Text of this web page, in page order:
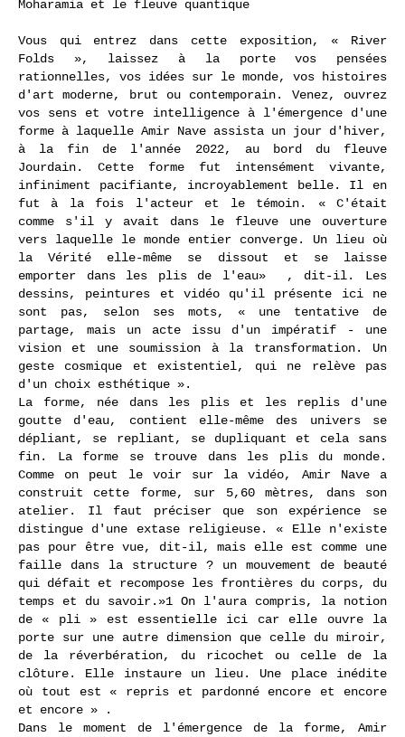
Moharamia et le fleuve quantique
Vous qui entrez dans cette exposition, « River
Folds », laissez à la porte vos pensées
rationnelles, vos idées sur le monde, vos histoires
d'art moderne, brut ou contemporain. Venez, ouvrez
vos sens et votre intelligence à l'émergence d'une
forme à laquelle Amir Nave assista un jour d'hiver,
à la fin de l'année 2022, au bord du fleuve
Jourdain. Cette forme fut intensément vivante,
infiniment pacifiante, incroyablement belle. Il en
fut à la fois l'acteur et le témoin. « C'était
comme s'il y avait dans le fleuve une ouverture
vers laquelle le monde entier converge. Un lieu où
la Vérité elle-même se dissout et se laisse
emporter dans les plis de l'eau» , dit-il. Les
dessins, peintures et vidéo qu'il présente ici ne
sont pas, selon ses mots, « une tentative de
partage, mais un acte issu d'un impératif - une
vision et une soumission à la transformation. Un
geste cosmique et existentiel, qui ne relève pas
d'un choix esthétique ».
La forme, née dans les plis et les replis d'une
goutte d'eau, contient elle-même des univers se
dépliant, se repliant, se dupliquant et cela sans
fin. La forme se trouve dans les plis du monde.
Comme on peut le voir sur la vidéo, Amir Nave a
construit cette forme, sur 5,60 mètres, dans son
atelier. Il faut préciser que son expérience se
distingue d'une extase religieuse. « Elle n'existe
pas pour être vue, dit-il, mais elle est comme une
faille dans la structure ? un mouvement de beauté
qui défait et recompose les frontières du corps, du
temps et du savoir.»1 On l'aura compris, la notion
de « pli » est essentielle ici car elle ouvre la
porte sur une autre dimension que celle du miroir,
de la réverbération, du ricochet ou celle de la
clôture. Elle instaure un lieu. Une place inédite
où tout est « repris et pardonné encore et encore
et encore » .
Dans le moment de l'émergence de la forme, Amir